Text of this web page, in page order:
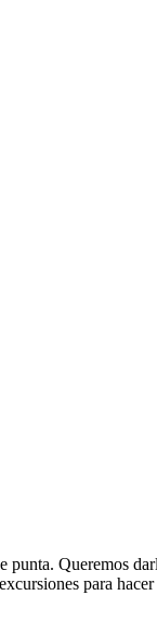
Queremos
para